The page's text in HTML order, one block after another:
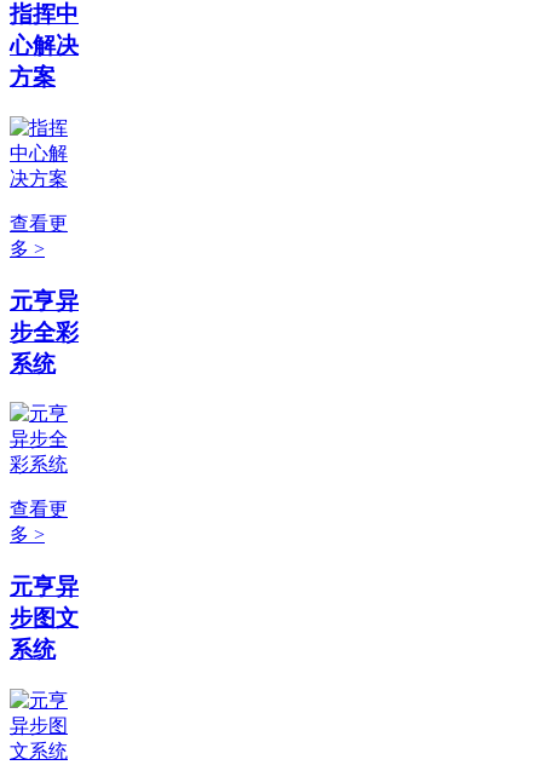
指挥中
心解决
方案
查看更
多 >
元亨异
步全彩
系统
查看更
多 >
元亨异
步图文
系统